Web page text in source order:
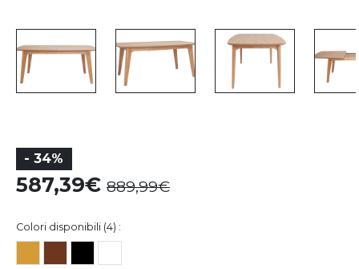
- 34%
587,39 889,99
Colori disponibili (4) :